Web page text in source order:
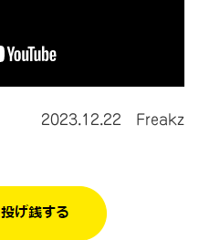
2023.12.22 Freakz